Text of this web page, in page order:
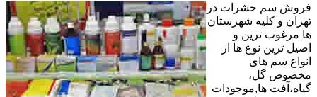
فروش سم حشرات در
تهران و کلیه شهرستان
ها مرغوب ترین و
اصیل ترین نوع ها از
انواع سم های
مخصوص گل،
گیاه،آفت ها,موجودات